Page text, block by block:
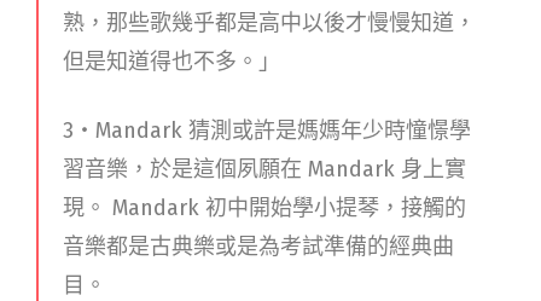
熟，那些歌幾乎都是高中以後才慢慢知道，
但是知道得也不多。」
3・Mandark 猜測或許是媽媽年少時憧憬學
習音樂，於是這個夙願在 Mandark 身上實
現。 Mandark 初中開始學小提琴，接觸的
音樂都是古典樂或是為考試準備的經典曲
目。